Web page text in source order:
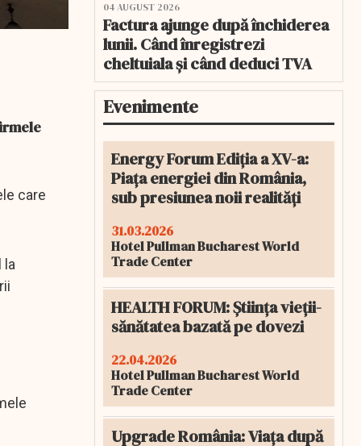
care
la
04 AUGUST 2026
Factura ajunge după închiderea
lunii. Când înregistrezi
cheltuiala și când deduci TVA
Evenimente
Energy Forum Ediția a XV-a:
Piața energiei din România,
sub presiunea noii realități
31.03.2026
Hotel Pullman Bucharest World
Trade Center
HEALTH FORUM: Știința vieții-
sănătatea bazată pe dovezi
22.04.2026
Hotel Pullman Bucharest World
Trade Center
Upgrade România: Viața după